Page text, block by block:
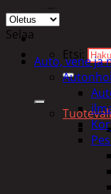
Etsi:
Selaa
Auto, vene ja